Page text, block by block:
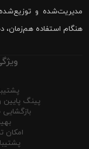
مدیریت‌شده و
هنگام استفاده هم‌زمان،
پینگ پایین
امکان